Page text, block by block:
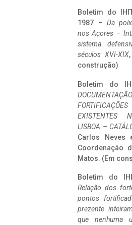
Boletim do
1987 – Da
nos Açores –
sistema
séculos XVI-XIX
construção)
Boletim do
EXISTENTES
LISBOA –
Carlos Neves
Coordenação
Matos. (Em
Boletim do
Relação dos
pontos
prezente
que nenhuma